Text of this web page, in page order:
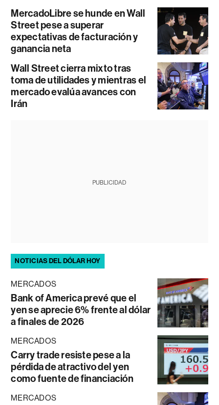
MercadoLibre se hunde en Wall
Street pese a superar
expectativas de facturación y
ganancia neta
Wall Street cierra mixto tras
toma de utilidades y mientras el
mercado evalúa avances con
Irán
PUBLICIDAD
NOTICIAS DEL DÓLAR HOY
MERCADOS
Bank of America prevé que el
yen se aprecie 6% frente al dólar
a finales de 2026
MERCADOS
Carry trade resiste pese a la
pérdida de atractivo del yen
como fuente de financiación
MERCADOS